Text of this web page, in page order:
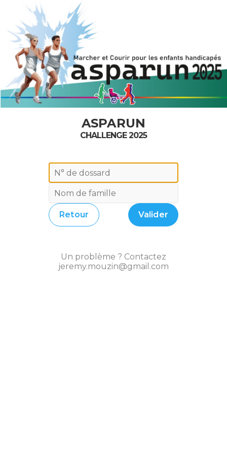
ASPARUN
CHALLENGE 2025
Retour Valider
Un problème ? Contactez
jeremy.mouzin@gmail.com